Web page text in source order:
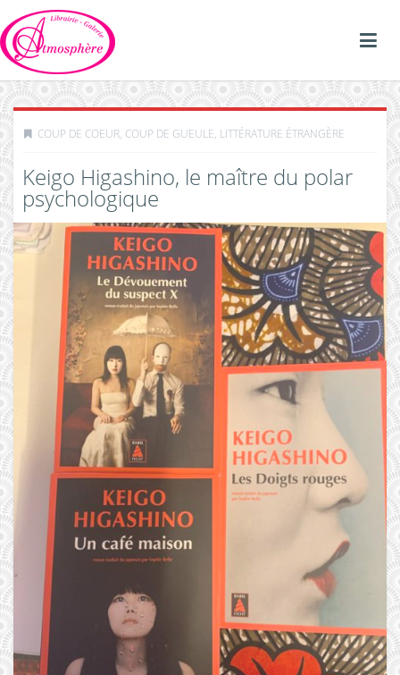
COUP DE COEUR, COUP DE GUEULE, LITTÉRATURE ÉTRANGÈRE
Keigo Higashino, le maître du polar
psychologique